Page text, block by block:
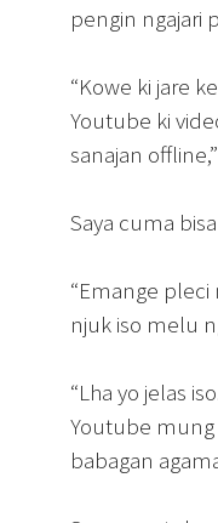
pengin ngajari
“Kowe ki jare
Youtube ki
sanajan
Saya cuma
“Emange
njuk iso melu
“Lha yo jelas
Youtube
babagan